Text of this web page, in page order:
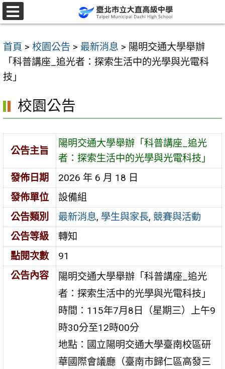
跳
至
要
容
首頁 > 校園公告 > 最新消息 > 陽明交通大學舉辦
「科普講座_追光者：探索生活中的光學與光電科
技」
校園公告
公告主旨
陽明交通大學舉辦「科普講座_追光
者：探索生活中的光學與光電科技」
發佈日期
2026 年 6 月 18 日
發佈單位
設備組
公告類別
最新消息, 學生與家長, 競賽與活動
公告等級
轉知
點閱次數
91
公告內容
陽明交通大學舉辦「科普講座_追光
者：探索生活中的光學與光電科技」
時間：115年7月8日（星期三）上午9
時30分至12時00分
地點：國立陽明交通大學臺南校區研
華國際會議廳（臺南市歸仁區高發三
選
單